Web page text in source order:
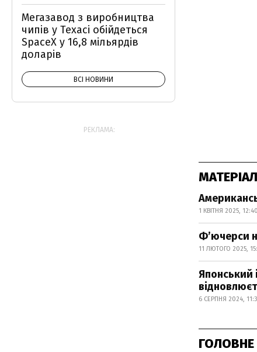
1 КВІТНЯ 2025, 12:40
Фʼючерси
11 ЛЮТОГО 2025,
Японський
6 СЕРПНЯ 2024,
ГОЛОВНЕ
Мегазавод з виробництва
чипів у Техасі обійдеться
SpaceX у 16,8 мільярдів
доларів
ВСІ НОВИНИ
РЕКЛАМА: